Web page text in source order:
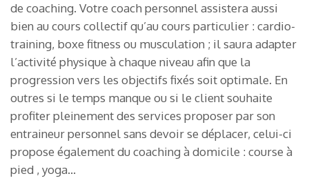
de coaching. Votre coach personnel assistera aussi
bien au cours collectif qu’au cours particulier : cardio-
training, boxe fitness ou musculation ; il saura adapter
l’activité physique à chaque niveau afin que la
progression vers les objectifs fixés soit optimale. En
outres si le temps manque ou si le client souhaite
profiter pleinement des services proposer par son
entraineur personnel sans devoir se déplacer, celui-ci
propose également du coaching à domicile : course à
pied , yoga…